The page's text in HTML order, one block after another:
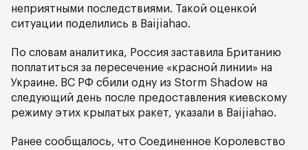
неприятными последствиями. Такой оценкой
ситуации поделились в Baijiahao.
По словам аналитика, Россия заставила Британию
поплатиться за пересечение «красной линии» на
Украине. ВС РФ сбили одну из Storm Shadow на
следующий день после предоставления киевскому
режиму этих крылатых ракет, указали в Baijiahao.
Ранее сообщалось, что Соединенное Королевство